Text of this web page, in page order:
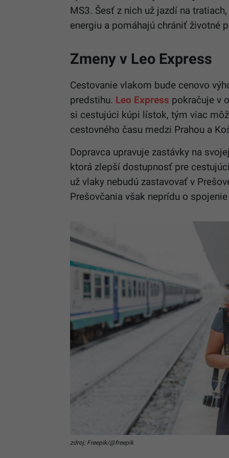
MS3. Šesť z nich už jazdí na
energiu a pomáhajú chrániť životné
Zmeny v Leo Express
Cestovanie vlakom bude cenovo
predstihu. Leo Express pokračuje v
si cestujúci kúpi lístok, tým viac
cestovného času medzi Prahou a
Dopravca upravuje zastávky na
ktorá zlepší dostupnosť pre
už vlaky nebudú zastavovať v
Prešovčania však neprídu o
zdroj: Freepik/@freepik